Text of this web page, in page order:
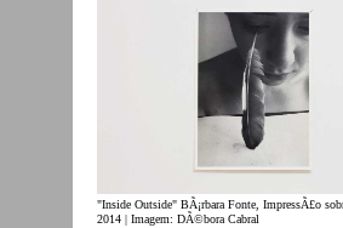
"Inside Outside" BÃ¡rbara Fonte, ImpressÃ£o
2014 | Imagem: DÃ©bora Cabral